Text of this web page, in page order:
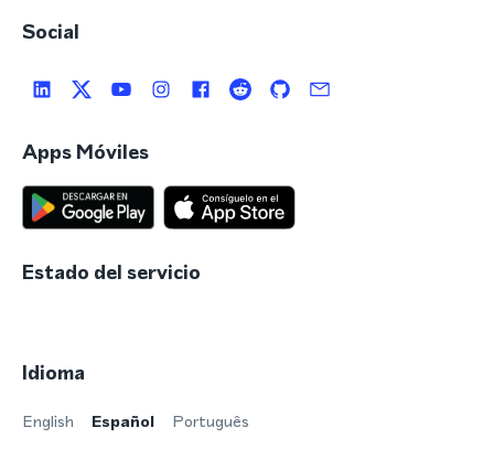
Social
Apps Móviles
Estado del servicio
Idioma
English Español Português